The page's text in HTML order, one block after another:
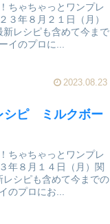
ちゃちゃっとワンプレ
３年８月２１日（月）
レシピも含めて今まで
イのプロに...
2023.08.23
シピ ミルクボー
ちゃちゃっとワンプレ
年８月１４日（月）関
シピも含めて今までの
のプロにお...